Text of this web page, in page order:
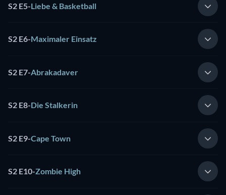
S2 E5-Liebe & Basketball
S2 E6-Maximaler Einsatz
S2 E7-Abrakadaver
S2 E8-Die Stalkerin
S2 E9-Cape Town
S2 E10-Zombie High